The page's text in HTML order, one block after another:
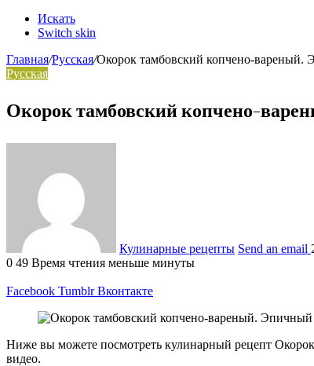
Искать
Switch skin
Главная/Русская/Окорок тамбовский копчено-вареный.
Русская
Окорок тамбовский копчено-
Кулинарные рецепты Send an email
0 49 Время чтения меньше минуты
Facebook Tumblr Вконтакте
Ниже вы можете посмотреть кулинарный рецепт
видео.